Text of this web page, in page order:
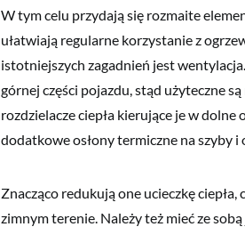
W tym celu przydają się rozmaite
ułatwiają regularne korzystanie z
istotniejszych zagadnień jest
górnej części pojazdu, stąd użyteczne
rozdzielacze ciepła kierujące je w
dodatkowe osłony termiczne na szyby i
Znacząco redukują one ucieczkę
zimnym terenie. Należy też mieć ze